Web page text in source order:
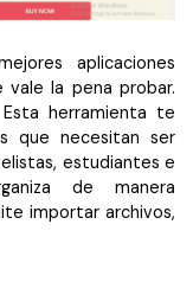
aplicaciones
la pena probar.
herramienta te
que necesitan ser
estudiantes e
de manera
importar archivos,